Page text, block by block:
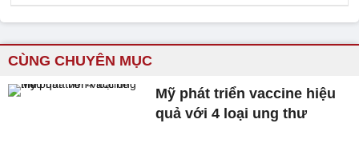
CÙNG CHUYÊN MỤC
Mỹ phát triển vaccine hiệu
quả với 4 loại ung thư